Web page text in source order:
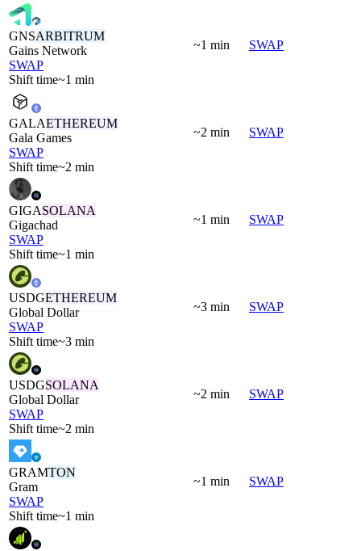
GNSARBITRUM
Gains Network
SWAP
Shift time~1 min
~1 min SWAP
GALAETHEREUM
Gala Games
SWAP
Shift time~2 min
~2 min SWAP
GIGASOLANA
Gigachad
SWAP
Shift time~1 min
~1 min SWAP
USDGETHEREUM
Global Dollar
SWAP
Shift time~3 min
~3 min SWAP
USDGSOLANA
Global Dollar
SWAP
Shift time~2 min
~2 min SWAP
GRAMTON
Gram
SWAP
Shift time~1 min
~1 min SWAP